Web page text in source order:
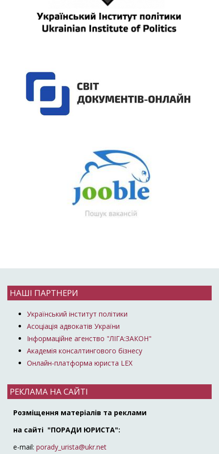
НАШІ ПАРТНЕРИ
Український інститут політики
Асоціація адвокатів України
Інформаційне агенство "ЛІГА:ЗАКОН"
Академія консалтингового бізнесу
Онлайн-платформа юриста LEX
РЕКЛАМА НА САЙТІ
Розміщення матеріалів та реклами
на сайті "ПОРАДИ ЮРИСТА":
e-mail: porady_urista@ukr.net